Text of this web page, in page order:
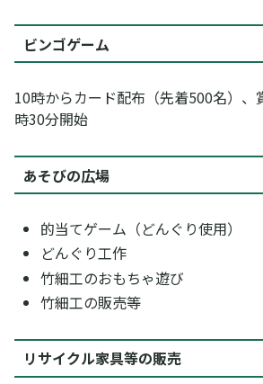
ビンゴゲーム
10時からカード配布（先着500名）、
時30分開始
あそびの広場
的当てゲーム（どんぐり使用）
どんぐり工作
竹細工のおもちゃ遊び
竹細工の販売等
リサイクル家具等の販売